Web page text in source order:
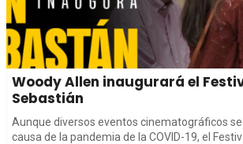
Woody Allen inaugurará el
Sebastián
Aunque diversos eventos cinematográficos
causa de la pandemia de la COVID-19, el